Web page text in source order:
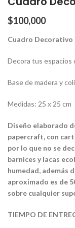
$100,000
Cuadro Decorativo
Decora tus espacios
Base de madera y
Medidas: 25 x 25 cm
Diseño elaborado
papercraft, con
por lo que no se
barnices y lacas
humedad, además
aproximado es de
sobre cualquier
TIEMPO DE